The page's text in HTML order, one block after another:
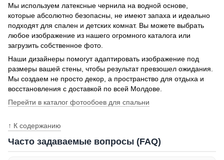
Мы используем латексные чернила на водной основе,
которые абсолютно безопасны, не имеют запаха и идеально
подходят для спален и детских комнат. Вы можете выбрать
любое изображение из нашего огромного каталога или
загрузить собственное фото.
Наши дизайнеры помогут адаптировать изображение под
размеры вашей стены, чтобы результат превзошел ожидания.
Мы создаем не просто декор, а пространство для отдыха и
восстановления с доставкой по всей Молдове.
Перейти в каталог фотообоев для спальни
↑ К содержанию
Часто задаваемые вопросы (FAQ)